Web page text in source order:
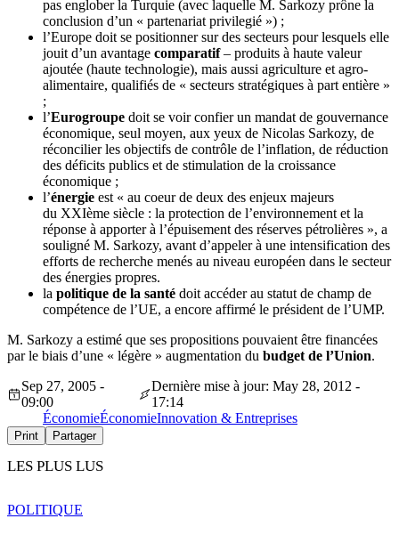
pas englober la Turquie (avec laquelle M. Sarkozy prône la
conclusion d’un « partenariat privilegié ») ;
l’Europe doit se positionner sur des secteurs pour lesquels elle
jouit d’un avantage comparatif– produits à haute valeur
ajoutée (haute technologie), mais aussi agriculture et agro-
alimentaire, qualifiés de « secteurs stratégiques à part entière »
;
l’Eurogroupe doit se voir confier un mandat de gouvernance
économique, seul moyen, aux yeux de Nicolas Sarkozy, de
réconcilier les objectifs de contrôle de l’inflation, de réduction
des déficits publics et de stimulation de la croissance
économique ;
l’énergie est « au coeur de deux des enjeux majeurs
du XXIème siècle : la protection de l’environnement et la
réponse à apporter à l’épuisement des réserves pétrolières », a
souligné M. Sarkozy, avant d’appeler à une intensification des
efforts de recherche menés au niveau européen dans le secteur
des énergies propres.
la politique de la santé doit accéder au statut de champ de
compétence de l’UE, a encore affirmé le président de l’UMP.
M. Sarkozy a estimé que ses propositions pouvaient être financées
par le biais d’une « légère » augmentation du budget de l’Union.
Sep 27, 2005 -
09:00
Dernière mise à jour: May 28, 2012 -
17:14
ÉconomieÉconomieInnovation & Entreprises
Print Partager
LES PLUS LUS
POLITIQUE